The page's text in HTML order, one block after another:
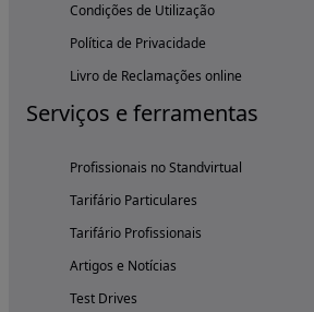
Condições de Utilização
Política de Privacidade
Livro de Reclamações online
Serviços e ferramentas
Profissionais no Standvirtual
Tarifário Particulares
Tarifário Profissionais
Artigos e Notícias
Test Drives